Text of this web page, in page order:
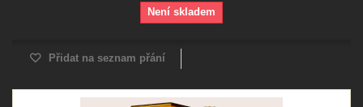
Není skladem
Přidat na seznam přání